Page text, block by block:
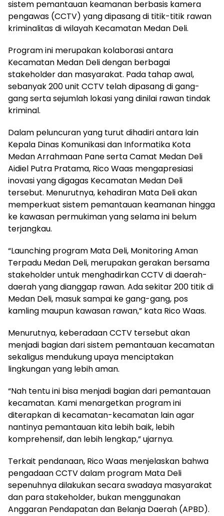
sistem pemantauan keamanan berbasis kamera
pengawas (CCTV) yang dipasang di titik-titik rawan
kriminalitas di wilayah Kecamatan Medan Deli.
Program ini merupakan kolaborasi antara
Kecamatan Medan Deli dengan berbagai
stakeholder dan masyarakat. Pada tahap awal,
sebanyak 200 unit CCTV telah dipasang di gang-
gang serta sejumlah lokasi yang dinilai rawan tindak
kriminal.
Dalam peluncuran yang turut dihadiri antara lain
Kepala Dinas Komunikasi dan Informatika Kota
Medan Arrahmaan Pane serta Camat Medan Deli
Aidiel Putra Pratama, Rico Waas mengapresiasi
inovasi yang digagas Kecamatan Medan Deli
tersebut. Menurutnya, kehadiran Mata Deli akan
memperkuat sistem pemantauan keamanan hingga
ke kawasan permukiman yang selama ini belum
terjangkau.
“Launching program Mata Deli, Monitoring Aman
Terpadu Medan Deli, merupakan gerakan bersama
stakeholder untuk menghadirkan CCTV di daerah-
daerah yang dianggap rawan. Ada sekitar 200 titik di
Medan Deli, masuk sampai ke gang-gang, pos
kamling maupun kawasan rawan,” kata Rico Waas.
Menurutnya, keberadaan CCTV tersebut akan
menjadi bagian dari sistem pemantauan kecamatan
sekaligus mendukung upaya menciptakan
lingkungan yang lebih aman.
“Nah tentu ini bisa menjadi bagian dari pemantauan
kecamatan. Kami menargetkan program ini
diterapkan di kecamatan-kecamatan lain agar
nantinya pemantauan kita lebih baik, lebih
komprehensif, dan lebih lengkap,” ujarnya.
Terkait pendanaan, Rico Waas menjelaskan bahwa
pengadaan CCTV dalam program Mata Deli
sepenuhnya dilakukan secara swadaya masyarakat
dan para stakeholder, bukan menggunakan
Anggaran Pendapatan dan Belanja Daerah (APBD).